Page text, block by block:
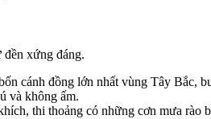
đền xứng đáng.
cánh đồng lớn nhất vùng Tây Bắc,
và không ấm.
thi thoảng có những cơn mưa rào